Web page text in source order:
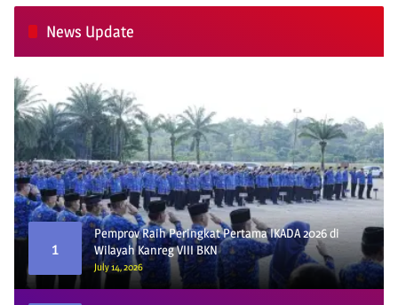
News Update
1
Pemprov Raih Peringkat Pertama IKADA 2026 di
Wilayah Kanreg VIII BKN
July 14, 2026